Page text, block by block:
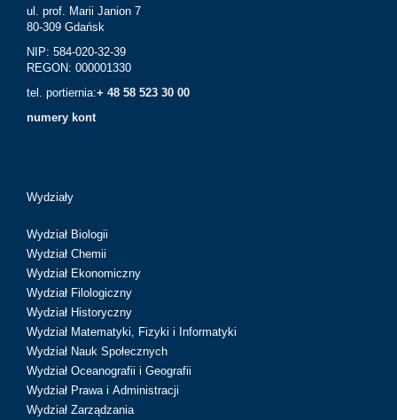
ul. prof. Marii Janion 7
80-309 Gdańsk
NIP: 584-020-32-39
REGON: 000001330
tel. portiernia:+ 48 58 523 30 00
numery kont
Wydziały
Wydział Biologii
Wydział Chemii
Wydział Ekonomiczny
Wydział Filologiczny
Wydział Historyczny
Wydział Matematyki, Fizyki i Informatyki
Wydział Nauk Społecznych
Wydział Oceanografii i Geografii
Wydział Prawa i Administracji
Wydział Zarządzania